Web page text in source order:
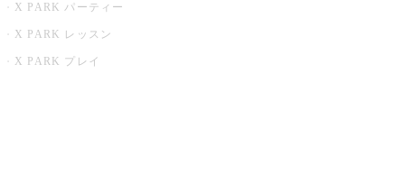
X PARK パーティー
X PARK レッスン
X PARK プレイ